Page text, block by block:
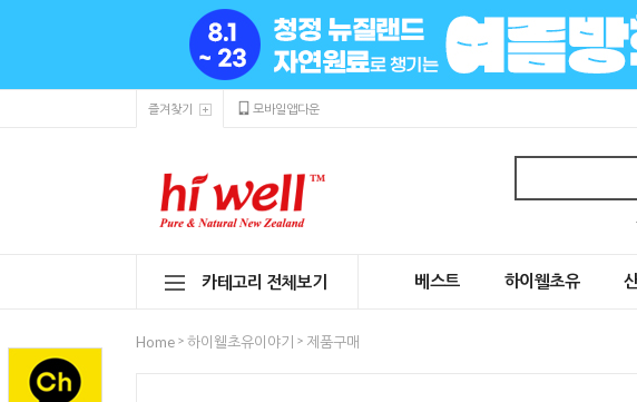
즐겨찾기 모바일앱다운
카테고리 전체보기 베스트 하이웰초유
Home > 하이웰초유이야기 > 제품구매